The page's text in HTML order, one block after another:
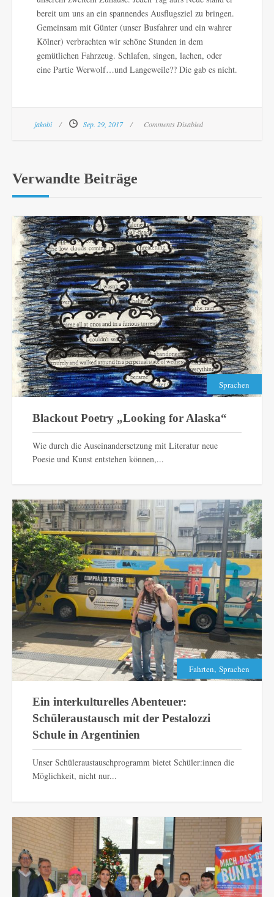
bereit um uns an ein spannendes Ausflugsziel zu bringen.
Gemeinsam mit Günter (unser Busfahrer und ein wahrer
Kölner) verbrachten wir schöne Stunden in dem
gemütlichen Fahrzeug. Schlafen, singen, lachen, oder
eine Partie Werwolf…und Langeweile?? Die gab es nicht.
jakobi Sep. 29, 2017 Comments Disabled
Verwandte Beiträge
Sprachen
Blackout Poetry „Looking for Alaska“
Wie durch die Auseinandersetzung mit Literatur neue
Poesie und Kunst entstehen können,...
Fahrten, Sprachen
Ein interkulturelles Abenteuer:
Schüleraustausch mit der Pestalozzi
Schule in Argentinien
Unser Schüleraustauschprogramm bietet Schüler:innen die
Möglichkeit, nicht nur...